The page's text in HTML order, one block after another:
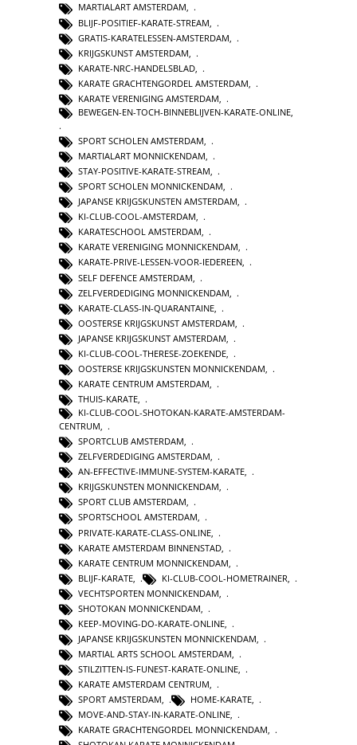
MARTIALART AMSTERDAM,
BLIJF-POSITIEF-KARATE-STREAM
GRATIS-KARATELESSEN-AMSTERDAM
KRIJGSKUNST AMSTERDAM
KARATE-NRC-HANDELSBLAD
KARATE GRACHTENGORDEL AMSTERDAM
KARATE VERENIGING AMSTERDAM
BEWEGEN-EN-TOCH-BINNEBLIJVEN-KARATE-ONLINE
SPORT SCHOLEN AMSTERDAM
MARTIALART MONNICKENDAM,
STAY-POSITIVE-KARATE-STREAM,
SPORT SCHOLEN MONNICKENDAM,
JAPANSE KRIJGSKUNSTEN AMSTERDAM,
KI-CLUB-COOL-AMSTERDAM,
KARATESCHOOL AMSTERDAM,
KARATE VERENIGING MONNICKENDAM,
KARATE-PRIVE-LESSEN-VOOR-IEDEREEN,
SELF DEFENCE AMSTERDAM
ZELFVERDEDIGING MONNICKENDAM
KARATE-CLASS-IN-QUARANTAINE
OOSTERSE KRIJGSKUNST AMSTERDAM
JAPANSE KRIJGSKUNST AMSTERDAM
KI-CLUB-COOL-THERESE-ZOEKENDE
OOSTERSE KRIJGSKUNSTEN MONNICKENDAM
KARATE CENTRUM AMSTERDAM
THUIS-KARATE,
KI-CLUB-COOL-SHOTOKAN-KARATE-AMSTERDAM-
CENTRUM,
SPORTCLUB AMSTERDAM,
ZELFVERDEDIGING AMSTERDAM,
AN-EFFECTIVE-IMMUNE-SYSTEM-KARATE,
KRIJGSKUNSTEN MONNICKENDAM,
SPORT CLUB AMSTERDAM,
SPORTSCHOOL AMSTERDAM,
PRIVATE-KARATE-CLASS-ONLINE
KARATE AMSTERDAM BINNENSTAD
KARATE CENTRUM MONNICKENDAM
BLIJF-KARATE
KI-CLUB-COOL-HOMETRAINER
VECHTSPORTEN MONNICKENDAM
SHOTOKAN MONNICKENDAM
KEEP-MOVING-DO-KARATE-ONLINE
JAPANSE KRIJGSKUNSTEN MONNICKENDAM
MARTIAL ARTS SCHOOL AMSTERDAM,
STILZITTEN-IS-FUNEST-KARATE-ONLINE,
KARATE AMSTERDAM CENTRUM,
SPORT AMSTERDAM, HOME-KARATE,
MOVE-AND-STAY-IN-KARATE-ONLINE,
KARATE GRACHTENGORDEL MONNICKENDAM,